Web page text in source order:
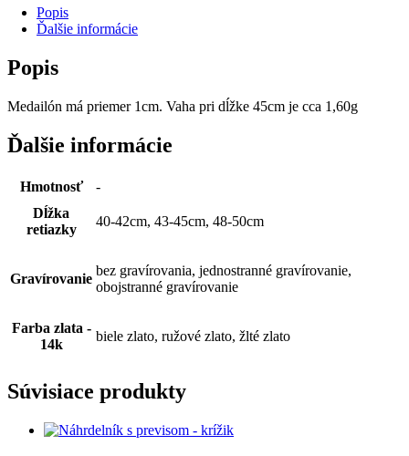
srdiečkom
Popis
Ďalšie informácie
Popis
Medailón má priemer 1cm. Vaha pri dĺžke 45cm je cca 1,60g
Ďalšie informácie
Hmotnosť
-
Dĺžka
retiazky
40-42cm, 43-45cm, 48-50cm
Gravírovanie
bez gravírovania, jednostranné gravírovanie,
obojstranné gravírovanie
Farba zlata -
14k
biele zlato, ružové zlato, žlté zlato
Súvisiace produkty